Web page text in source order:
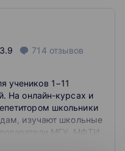
3.9 714 отзывов
учеников 1−11
На онлайн-курсах и
школьники
изучают школьные
МГУ, МФТИ,